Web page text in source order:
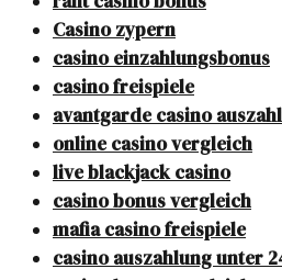
Casino zypern
casino einzahlungsbonus
casino freispiele
avantgarde casino
online casino vergleich
live blackjack casino
casino bonus vergleich
mafia casino freispiele
casino auszahlung unter